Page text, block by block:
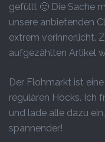
gefüllt 🙂 Die Sache
unsere anbietenden
extrem verinnerlicht.
aufgezählten Artikel
Der Flohmarkt ist
regulären Höcks. Ich
und lade alle dazu
spannender!